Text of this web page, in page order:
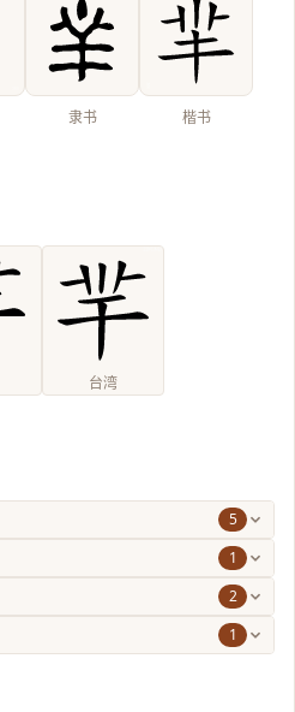
隶书 楷书
台湾
5
1
2
1